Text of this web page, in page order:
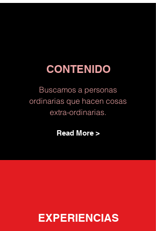
CONTENIDO
Buscamos a personas
ordinarias que hacen cosas
extra-ordinarias.
Read More >
EXPERIENCIAS